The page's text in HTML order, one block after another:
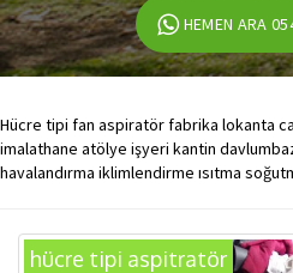
HEMEN ARA
Hücre tipi fan aspiratör fabrika lokanta
imalathane atölye işyeri kantin
havalandırma iklimlendirme ısıtma
hücre tipi aspitratör